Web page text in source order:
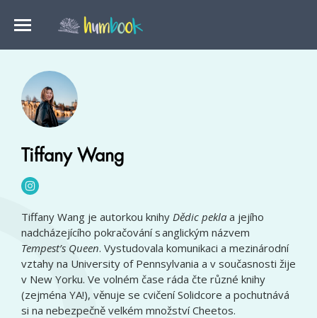
Tiffany Wang
Tiffany Wang je autorkou knihy Dědic pekla a jejího
nadcházejícího pokračování s anglickým názvem
Tempest’s Queen. Vystudovala komunikaci a mezinárodní
vztahy na University of Pennsylvania a v současnosti žije
v New Yorku. Ve volném čase ráda čte různé knihy
(zejména YA!), věnuje se cvičení Solidcore a pochutnává
si na nebezpečně velkém množství Cheetos.